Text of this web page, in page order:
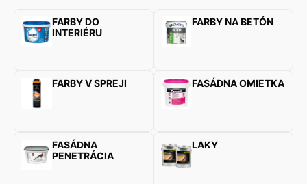
FARBY DO
INTERIÉRU
FARBY NA BETÓN
FARBY V SPREJI FASÁDNA OMIETKA
FASÁDNA
PENETRÁCIA
LAKY